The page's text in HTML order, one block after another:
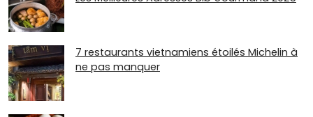
7 restaurants vietnamiens étoilés Michelin à
ne pas manquer